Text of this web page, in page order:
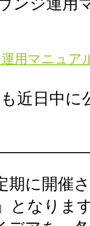
用マニュア
近日中
に開催
なりま